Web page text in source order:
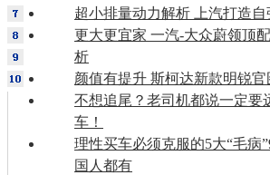
超小排量动力解析 上汽打造自
更大更宜家 一汽-大众蔚领顶
析
颜值有提升 斯柯达新款明锐官
不想追尾？老司机都说一定要
车！
理性买车必须克服的5大“毛病
国人都有